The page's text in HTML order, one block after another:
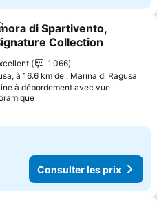
à mes favoris
di Spartivento,
Collection
les prix
1 066
à 16.6 km de : Marina di Ragusa
à débordement avec vue
Consulter les prix